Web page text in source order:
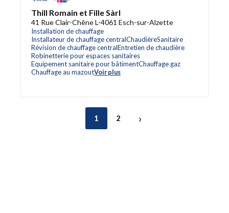
Thill Romain et Fille Sàrl
41 Rue Clair-Chêne L-4061 Esch-sur-Alzette
Installation de chauffage
Installateur de chauffage centralChaudièreSanitaire
Révision de chauffage centralEntretien de chaudière
Robinetterie pour espaces sanitaires
Equipement sanitaire pour bâtimentChauffage gaz
Chauffage au mazoutVoir plus
1 2 ›